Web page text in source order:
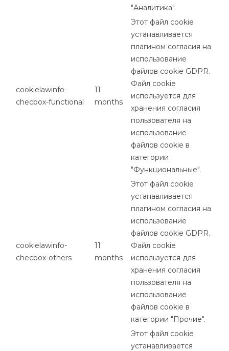
"Аналитика".
cookielawinfo-
checbox-functional
11
months
Этот файл cookie
устанавливается
плагином согласия на
использование
файлов cookie GDPR.
Файл cookie
используется для
хранения согласия
пользователя на
использование
файлов cookie в
категории
"Функциональные".
cookielawinfo-
checbox-others
11
months
Этот файл cookie
устанавливается
плагином согласия на
использование
файлов cookie GDPR.
Файл cookie
используется для
хранения согласия
пользователя на
использование
файлов cookie в
категории "Прочие".
Этот файл cookie
устанавливается